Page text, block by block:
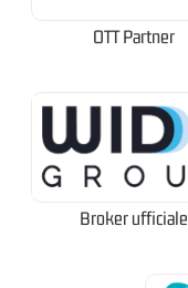
OTT Partner
Broker ufficiale